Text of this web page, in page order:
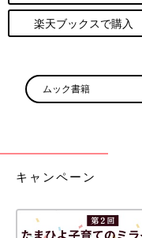
楽天ブックスで購入
ムック書籍
キャンペーン